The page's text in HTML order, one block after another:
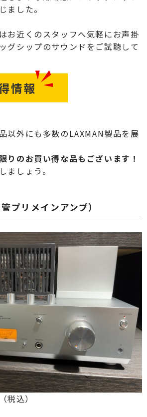
ました。
お近くのスタッフへ気軽にお声掛
グシップのサウンドをご試聴して
以外にも多数のLAXMAN製品を展
りのお買い得な品もございます！
ましょう。
プリメインアンプ）
込）